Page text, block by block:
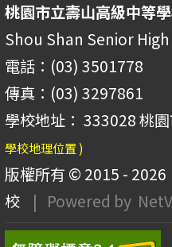
桃園市立壽山高級中等
Shou Shan Senior
電話：(03) 3501778
傳真：(03) 3297861
學校地址： 333028 桃
學校地理位置 )
版權所有 © 2015 - 2026
校
| Powered by